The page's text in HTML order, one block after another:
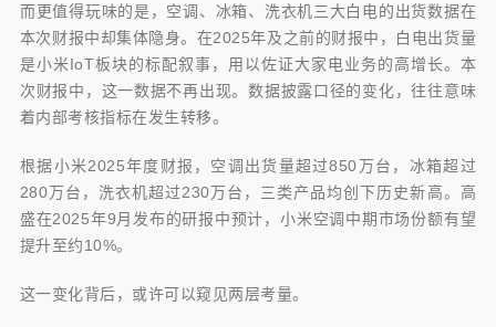
而更值得玩味的是，空调、冰箱、洗衣机三大白电的出货数据在
本次财报中却集体隐身。在2025年及之前的财报中，白电出货量
是小米IoT板块的标配叙事，用以佐证大家电业务的高增长。本
次财报中，这一数据不再出现。数据披露口径的变化，往往意味
着内部考核指标在发生转移。
根据小米2025年度财报，空调出货量超过850万台，冰箱超过
280万台，洗衣机超过230万台，三类产品均创下历史新高。高
盛在2025年9月发布的研报中预计，小米空调中期市场份额有望
提升至约10%。
这一变化背后，或许可以窥见两层考量。